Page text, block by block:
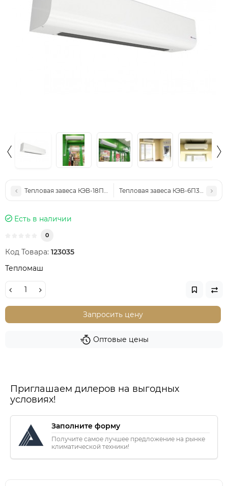
Тепловая завеса КЭВ-18П3042EТепловая завеса КЭВ-6П3232E
Есть в наличии
0
Код Товара: 123035
Тепломаш
Запросить цену
Оптовые цены
Приглашаем дилеров на выгодных
условиях!
Заполните форму
Получите самое лучшее предложение на рынке
климатической техники!